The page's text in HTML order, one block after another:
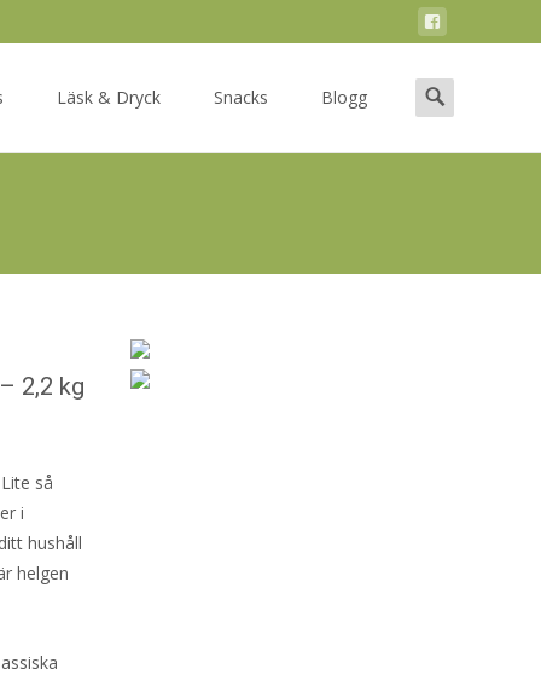
Läsk & Dryck Snacks Blogg
Search
for:
2,2 kg
så
i
hushåll
helgen